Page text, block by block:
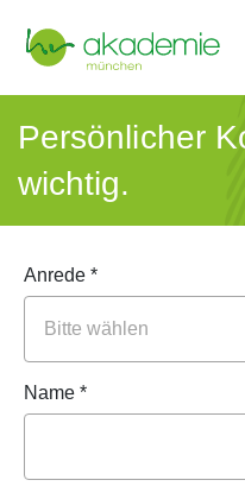
Persönlicher
wichtig.
Anrede *
Name *